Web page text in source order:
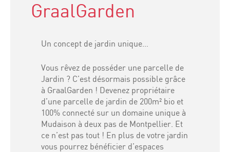
GraalGarden
Un concept de jardin unique…
Vous rêvez de posséder une parcelle de
Jardin ? C’est désormais possible grâce
à GraalGarden ! Devenez propriétaire
d’une parcelle de jardin de 200m² bio et
100% connecté sur un domaine unique à
Mudaison à deux pas de Montpellier. Et
ce n’est pas tout ! En plus de votre jardin
vous pourrez bénéficier d’espaces